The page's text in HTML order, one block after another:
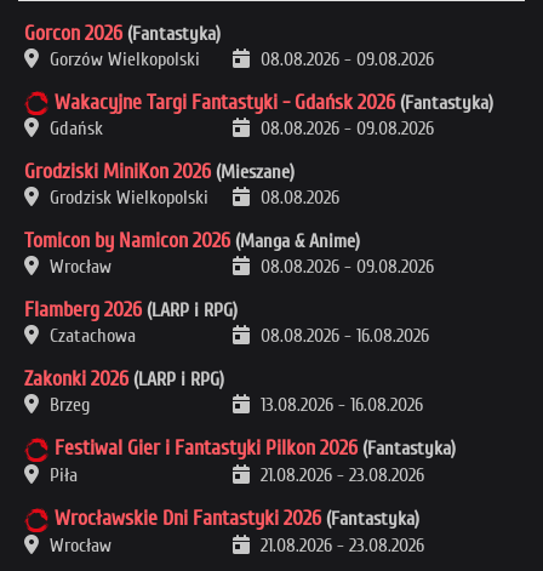
Gorcon 2026 (Fantastyka)
Gorzów Wielkopolski
08.08.2026 - 09.08.2026
Wakacyjne Targi Fantastyki - Gdańsk 2026 (Fantastyka)
Gdańsk
08.08.2026 - 09.08.2026
Grodziski MiniKon 2026 (Mieszane)
Grodzisk Wielkopolski
08.08.2026
Tomicon by Namicon 2026 (Manga & Anime)
Wrocław
08.08.2026 - 09.08.2026
Flamberg 2026 (LARP i RPG)
Czatachowa
08.08.2026 - 16.08.2026
Zakonki 2026 (LARP i RPG)
Brzeg
13.08.2026 - 16.08.2026
Festiwal Gier i Fantastyki Pilkon 2026 (Fantastyka)
Piła
21.08.2026 - 23.08.2026
Wrocławskie Dni Fantastyki 2026 (Fantastyka)
Wrocław
21.08.2026 - 23.08.2026